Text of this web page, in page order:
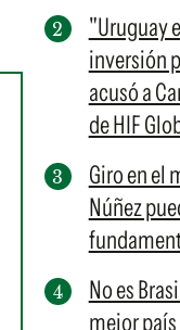
"Uruguay
inversión
acusó a
de HIF
Giro en el
Núñez
No es
mejor